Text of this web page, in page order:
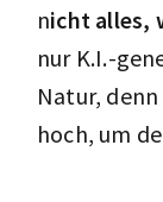
nicht alles,
nur K.I.-
Natur, denn
hoch, um